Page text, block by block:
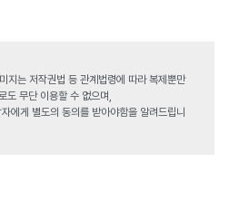
지는 저작권법 등 관계법령에 따라 복제뿐만
도 무단 이용할 수 없으며,
에게 별도의 동의를 받아야함을 알려드립니